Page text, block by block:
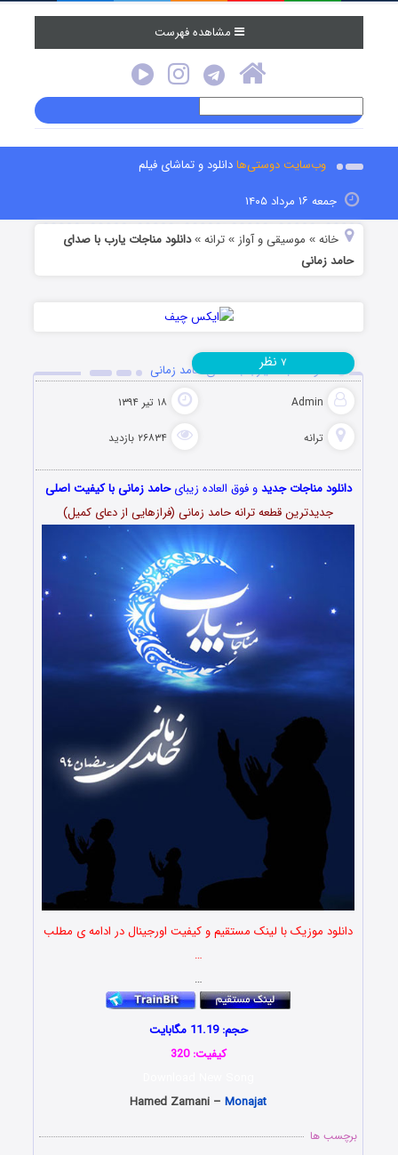
مشاهده فهرست
وب‌سایت دوستی‌هادانلود و تماشای فیلم
جمعه ۱۶ مرداد ۱۴۰۵
خانه » موسیقی و آواز »ترانه »دانلود مناجات یارب با صدای
حامد زمانی
دانلود مناجات یارب با صدای حامد زمانی
Admin ۱۸ تیر ۱۳۹۴
ترانه ۲۶۸۳۴ بازدید
۷ نظر
دانلود مناجات جدیدو فوق العاده زیبایحامد زمانی با کیفیت اصلی
جدیدترین قطعه ترانه حامد زمانی (فرازهایی از دعای کمیل)
دانلود موزیک با لینک مستقیم و کیفیت اورجینال در ادامه ی مطلب
…
…
حجم: 11.19 مگابایت
کیفیت: 320
Hamed Zamani – Monajat
برچسب ها